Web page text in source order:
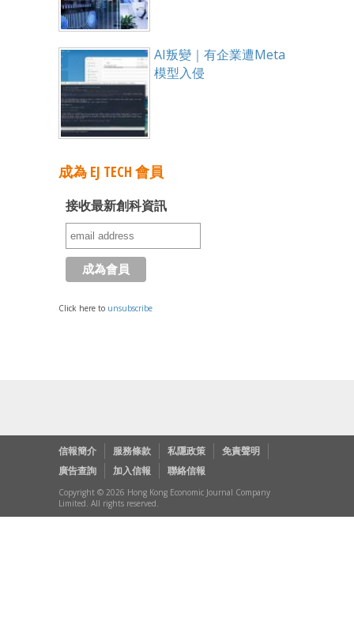
AI叛變｜有企業遭Meta
模型入侵
成為 EJ TECH 會員
接收最新創科資訊
Click here to unsubscribe
信報簡介 服務條款 私隱政策
免責聲明
廣告查詢
加入信報 聯絡信報
Copyright © 2026 Hong Kong Economic Journal Company
Limited. All rights reserved.